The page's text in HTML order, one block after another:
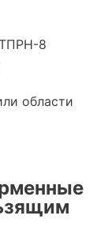
8
области